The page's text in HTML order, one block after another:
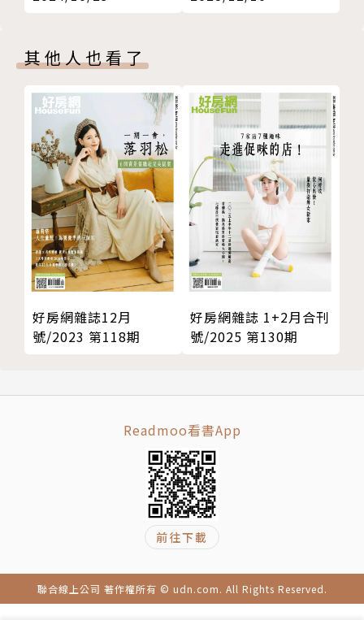
其他人也看了
好房網雜誌12月
號/2023 第118期
好房網雜誌 1+2月合刊
號/2025 第130期
Readmoo看書App
前往下載
聯合線上公司 著作權所有 © udn.com. All Rights Reserved.